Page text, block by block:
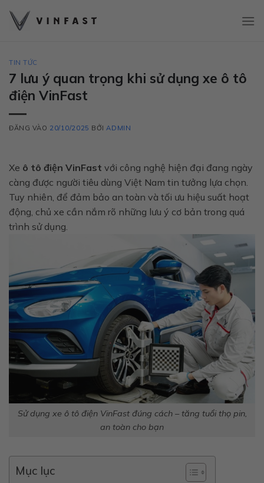
qua
TIN TỨC
7 lưu ý quan trọng khi sử dụng xe ô tô
điện VinFast
ĐĂNG VÀO 20/10/2025 BỞI ADMIN
Xe ô tô điện VinFast với công nghệ hiện đại đang ngày
càng được người tiêu dùng Việt Nam tin tưởng lựa chọn.
Tuy nhiên, để đảm bảo an toàn và tối ưu hiệu suất hoạt
động, chủ xe cần nắm rõ những lưu ý cơ bản trong quá
trình sử dụng.
Sử dụng xe ô tô điện VinFast đúng cách – tăng tuổi thọ pin,
an toàn cho bạn
Mục lục